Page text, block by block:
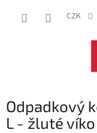
CZK
Odpadkový
L - žluté víko